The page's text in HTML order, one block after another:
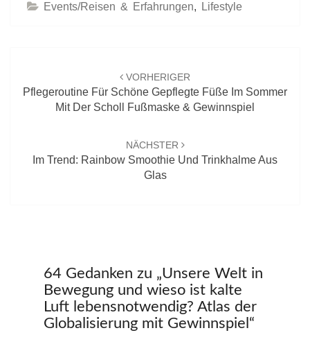
Events/Reisen & Erfahrungen, Lifestyle
VORHERIGER
Pflegeroutine Für Schöne Gepflegte Füße Im Sommer
Mit Der Scholl Fußmaske & Gewinnspiel
NÄCHSTER
Im Trend: Rainbow Smoothie Und Trinkhalme Aus
Glas
64 Gedanken zu „Unsere Welt in
Bewegung und wieso ist kalte
Luft lebensnotwendig? Atlas der
Globalisierung mit Gewinnspiel “